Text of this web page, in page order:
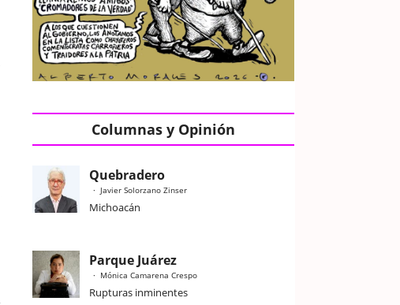
Columnas y Opinión
Quebradero
Javier Solorzano Zinser
Michoacán
Parque Juárez
Mónica Camarena Crespo
Rupturas inminentes